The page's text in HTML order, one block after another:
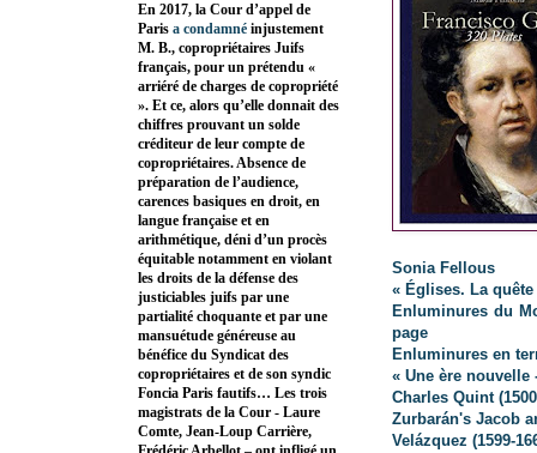
Sonia Fellous
« Églises. La
Enluminures du
page
Enluminures en
« Une ère nouvelle
Charles Quint
Zurbarán's Jacob
Velázquez (1599-
En 2017, la Cour d’appel de
Paris a condamné injustement
M. B., copropriétaires Juifs
français, pour un prétendu «
arriéré de charges de copropriété
». Et ce, alors qu’elle donnait des
chiffres prouvant un solde
créditeur de leur compte de
copropriétaires. Absence de
préparation de l’audience,
carences basiques en droit, en
langue française et en
arithmétique, déni d’un procès
équitable notamment en violant
les droits de la défense des
justiciables juifs par une
partialité choquante et par une
mansuétude généreuse au
bénéfice du Syndicat des
copropriétaires et de son syndic
Foncia Paris fautifs… Les trois
magistrats de la Cour - Laure
Comte, Jean-Loup Carrière,